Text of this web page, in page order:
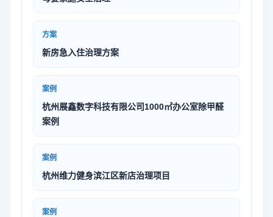
方案
新房急入住治理方案
案例
杭州展鑫数字科技有限公司1000㎡办公室除甲醛
案例
案例
杭州维力健身滨江区新店治理项目
案例